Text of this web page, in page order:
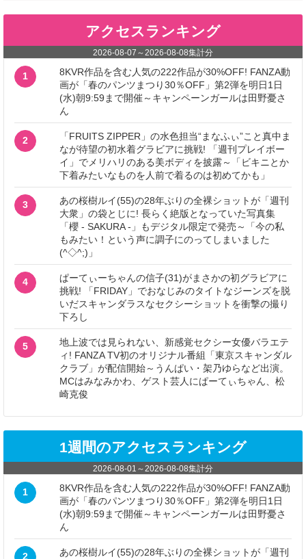
アクセスランキング
2026-08-07 ～2026-08-08集計分
1
8KVR作品を含む人気の222作品が30%OFF! FANZA動
画が「春のパンツまつり30％OFF」第2弾を明日1日
(水)朝9:59まで開催～キャンペーンガールは田野憂さ
ん
2
「FRUITS ZIPPER」の水色担当“まなふぃ”こと真中ま
なが待望の初水着グラビアに挑戦! 「週刊プレイボー
イ」でメリハリのある美ボディを披露～「ビキニとか
下着みたいなものを人前で着るのは初めてかも」
3
あの桜樹ルイ(55)の28年ぶりの全裸ショットが「週刊
大衆」の袋とじに! 長らく絶版となっていた写真集
「櫻 - SAKURA -」もデジタル限定で発売～「今の私
もみたい！という声に調子にのってしまいました
(^◇^;)」
4
ぱーてぃーちゃんの信子(31)がまさかの初グラビアに
挑戦! 「FRIDAY」でおなじみのタイトなジーンズを脱
いだスキャンダラスなセクシーショットを衝撃の撮り
下ろし
5
地上波では見られない、新感覚セクシー女優バラエテ
ィ! FANZA TV初のオリジナル番組「東京スキャンダル
クラブ」が配信開始～うんぱい・架乃ゆらなど出演。
MCはみなみかわ、ゲスト芸人にぱーてぃちゃん、松
崎克俊
1週間のアクセスランキング
2026-08-01 ～2026-08-08集計分
1
8KVR作品を含む人気の222作品が30%OFF! FANZA動
画が「春のパンツまつり30％OFF」第2弾を明日1日
(水)朝9:59まで開催～キャンペーンガールは田野憂さ
ん
2 あの桜樹ルイ(55)の28年ぶりの全裸ショットが「週刊